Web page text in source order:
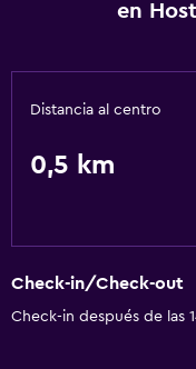
en
Distancia al centro
0,5 km
Check-in/Check-out
Check-in después de las